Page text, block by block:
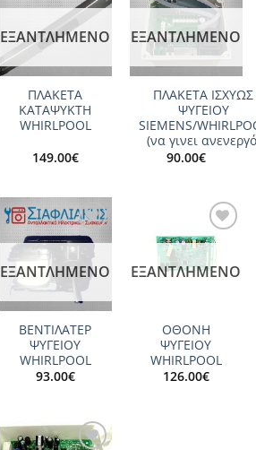
Add to
wishlist
ΕΞΑΝΤΛΗΜΈΝΟ
ΠΛΑΚΕΤΑ
ΚΑΤΑΨΥΚΤΗ
WHIRLPOOL
149.00€
Add to
wishlist
ΕΞΑΝΤΛΗΜΈΝΟ
ΠΛΑΚΕΤΑ ΙΣΧΥΩΣ
ΨΥΓΕΙΟΥ
SIEMENS/
(να γινει
90.00€
Add to
wishlist
ΕΞΑΝΤΛΗΜΈΝΟ
ΒΕΝΤΙΛΑΤΕΡ
ΨΥΓΕΙΟY
WHIRLPOOL
93.00€
Add to
wishlist
ΕΞΑΝΤΛΗΜΈΝΟ
ΟΘΟΝΗ
ΨΥΓΕΙΟΥ
WHIRLPOOL
126.00€